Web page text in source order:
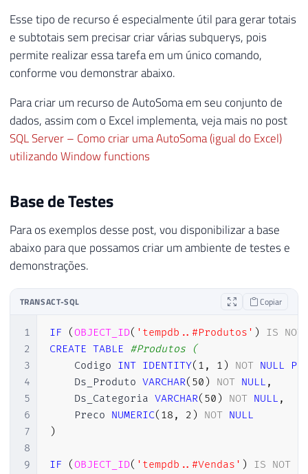
Esse tipo de recurso é especialmente útil para gerar totais
e subtotais sem precisar criar várias subquerys, pois
permite realizar essa tarefa em um único comando,
conforme vou demonstrar abaixo.
Para criar um recurso de AutoSoma em seu conjunto de
dados, assim com o Excel implementa, veja mais no post
SQL Server – Como criar uma AutoSoma (igual do Excel)
utilizando Window functions
Base de Testes
Para os exemplos desse post, vou disponibilizar a base
abaixo para que possamos criar um ambiente de testes e
demonstrações.
TRANSACT-SQL Copiar
1
2
3
4
5
6
7
8
9
IF (OBJECT_ID( 'tempdb..#Produtos' ) IS NOT
CREATE TABLE #Produtos (
    Codigo
INT IDENTITY( 1 , 1 ) NOT NULL
    Ds_Produto
VARCHAR( 50 ) NOT NULL ,
    Ds_Categoria
VARCHAR( 50 ) NOT NULL ,
    Preco
NUMERIC( 18 , 2 ) NOT NULL
)
IF (OBJECT_ID( 'tempdb..#Vendas' ) IS NOT